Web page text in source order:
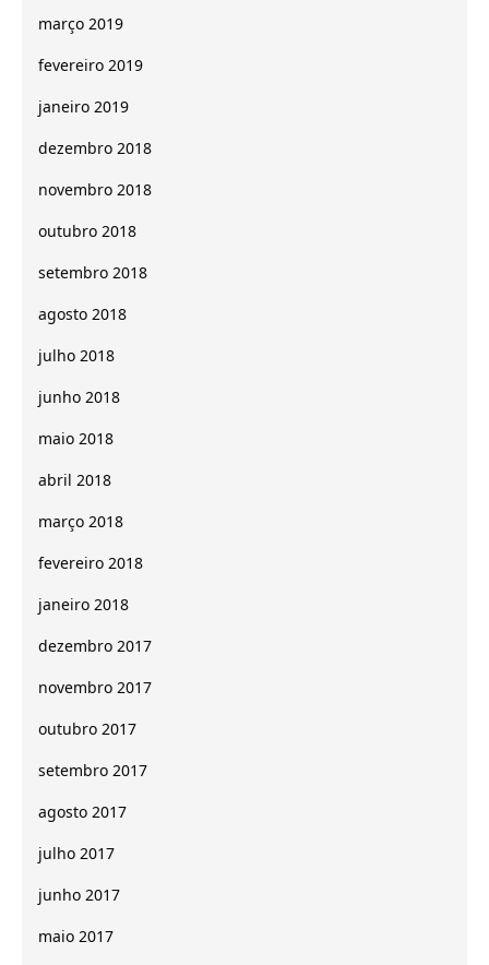
março 2019
fevereiro 2019
janeiro 2019
dezembro 2018
novembro 2018
outubro 2018
setembro 2018
agosto 2018
julho 2018
junho 2018
maio 2018
abril 2018
março 2018
fevereiro 2018
janeiro 2018
dezembro 2017
novembro 2017
outubro 2017
setembro 2017
agosto 2017
julho 2017
junho 2017
maio 2017